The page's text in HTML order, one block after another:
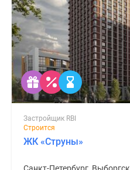
Застройщик RBI
Строится
ЖК «Струны»